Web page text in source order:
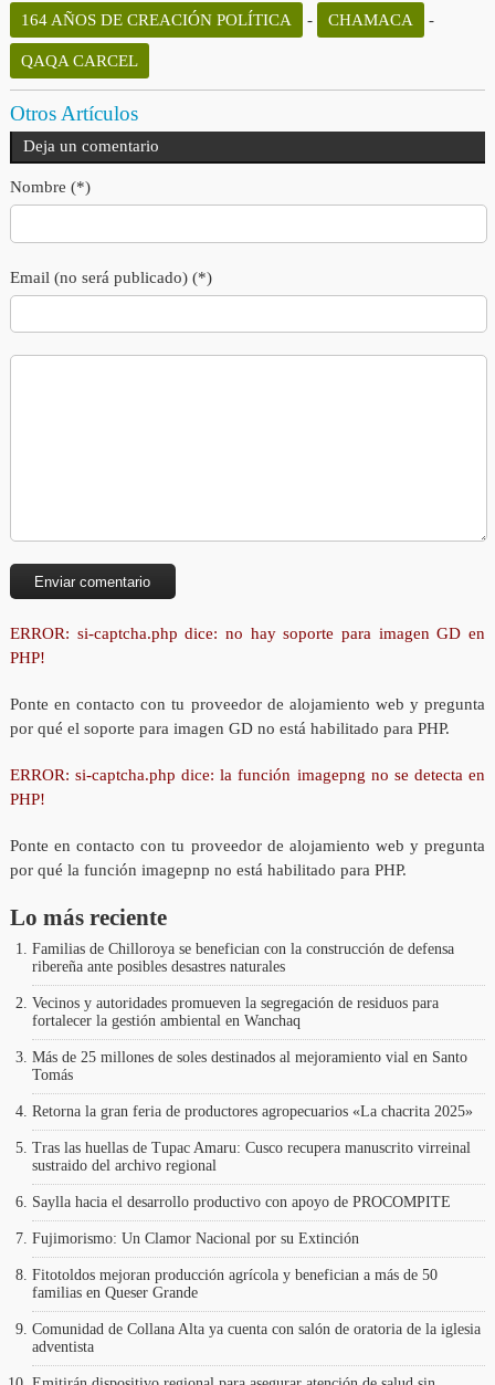
164 AÑOS DE CREACIÓN POLÍTICA - CHAMACA -
QAQA CARCEL
Otros Artículos
Deja un comentario
Nombre (*)
Email (no será publicado) (*)
ERROR: si-captcha.php dice: no hay soporte para imagen GD en
PHP!
Ponte en contacto con tu proveedor de alojamiento web y pregunta
por qué el soporte para imagen GD no está habilitado para PHP.
ERROR: si-captcha.php dice: la función imagepng no se detecta en
PHP!
Ponte en contacto con tu proveedor de alojamiento web y pregunta
por qué la función imagepnp no está habilitado para PHP.
Lo más reciente
Familias de Chilloroya se benefician con la construcción de defensa
ribereña ante posibles desastres naturales
Vecinos y autoridades promueven la segregación de residuos para
fortalecer la gestión ambiental en Wanchaq
Más de 25 millones de soles destinados al mejoramiento vial en Santo
Tomás
Retorna la gran feria de productores agropecuarios «La chacrita 2025»
Tras las huellas de Tupac Amaru: Cusco recupera manuscrito virreinal
sustraido del archivo regional
Saylla hacia el desarrollo productivo con apoyo de PROCOMPITE
Fujimorismo: Un Clamor Nacional por su Extinción
Fitotoldos mejoran producción agrícola y benefician a más de 50
familias en Queser Grande
Comunidad de Collana Alta ya cuenta con salón de oratoria de la iglesia
adventista